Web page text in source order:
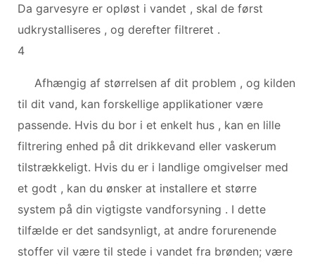
Da garvesyre er opløst i vandet , skal de først
udkrystalliseres , og derefter filtreret .
4
Afhængig af størrelsen af ​​dit problem , og kilden
til dit vand, kan forskellige applikationer være
passende. Hvis du bor i et enkelt hus , kan en lille
filtrering enhed på dit drikkevand eller vaskerum
tilstrækkeligt. Hvis du er i landlige omgivelser med
et godt , kan du ønsker at installere et større
system på din vigtigste vandforsyning . I dette
tilfælde er det sandsynligt, at andre forurenende
stoffer vil være til stede i vandet fra brønden; være